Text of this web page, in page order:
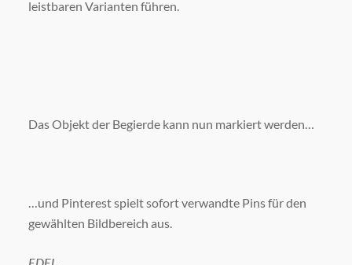
leistbaren Varianten führen.
Das Objekt der Begierde kann nun markiert werden…
…und Pinterest spielt sofort verwandte Pins für den
gewählten Bildbereich aus.